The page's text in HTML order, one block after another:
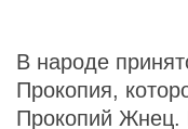
В народе
Прокопия,
Прокопий Жнец.